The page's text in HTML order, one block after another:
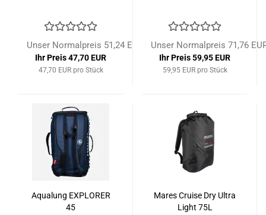
Unser Normalpreis 51,24 EUR
Ihr Preis 47,70 EUR
47,70 EUR pro Stück
Unser Normalpreis 71,76
Ihr Preis 59,95 EUR
59,95 EUR pro Stück
Aqualung EXPLORER
45
Mares Cruise Dry Ultra
Light 75L